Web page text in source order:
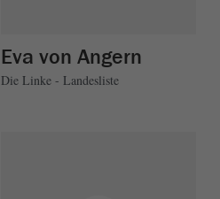
Eva von Angern
Die Linke - Landesliste